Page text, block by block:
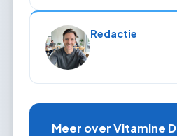
Redactie
Meer over Vitamine D